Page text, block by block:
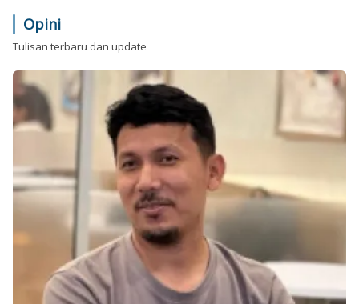
Opini
Tulisan terbaru dan update